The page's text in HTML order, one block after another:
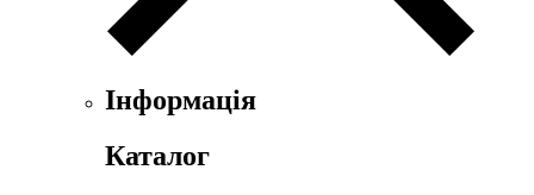
Інформація
Каталог